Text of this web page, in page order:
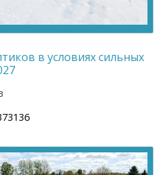
в условиях сильных